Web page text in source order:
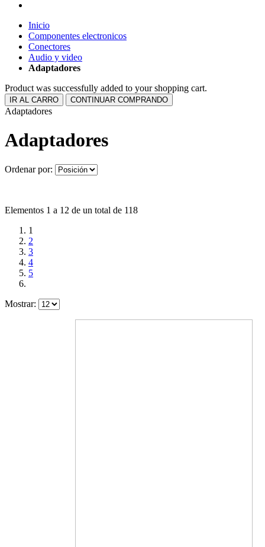
Inicio
Componentes electronicos
Conectores
Audio y video
Adaptadores
Product was successfully added to your shopping cart.
IR AL CARRO CONTINUAR COMPRANDO
Adaptadores
Adaptadores
Ordenar por:
Elementos 1 a 12 de un total de 118
1
2
3
4
5
Mostrar: